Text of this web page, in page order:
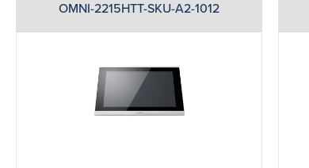
OMNI-2215HTT-SKU-A2-1012